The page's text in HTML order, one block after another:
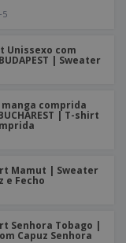
5
Unissexo com
| Sweater
comprida
| T-shirt
Mamut | Sweater
e Fecho
Senhora Tobago |
Capuz Senhora